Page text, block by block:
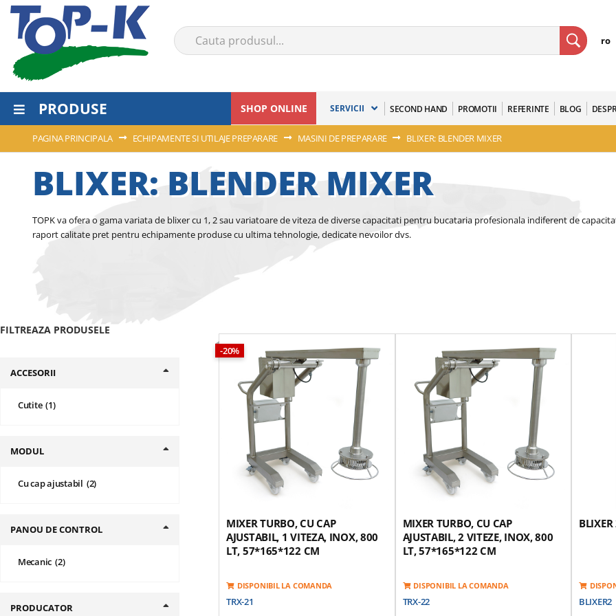
ro
PRODUSE SHOP ONLINE SERVICII SECOND HAND PROMOTII REFERINTE BLOG
PAGINA PRINCIPALA ECHIPAMENTE SI UTILAJE PREPARARE MASINI DE PREPARARE BLIXER: BLENDER MIXER
BLIXER: BLENDER MIXER
TOPK va ofera o gama variata de blixer cu 1, 2 sau variatoare de viteza de diverse capacitati pentru bucataria profesionala indiferent de
raport calitate pret pentru echipamente produse cu ultima tehnologie, dedicate nevoilor dvs.
MIXER TURBO, CU CAP
AJUSTABIL, 1 VITEZA, INOX, 800
LT, 57*165*122 CM
DISPONIBIL LA COMANDA
-20%
TRX-21
MIXER TURBO, CU CAP
AJUSTABIL, 2 VITEZE, INOX, 800
LT, 57*165*122 CM
DISPONIBIL LA COMANDA
TRX-22
BLIXER2
FILTREAZA PRODUSELE
ACCESORII
Cutite 1
produs
MODUL
Cu cap ajustabil 2
produse
PANOU DE CONTROL
Mecanic 2
produse
PRODUCATOR